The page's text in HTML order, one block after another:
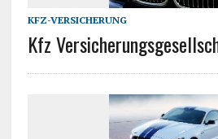
KFZ-VERSICHERUNG
Kfz